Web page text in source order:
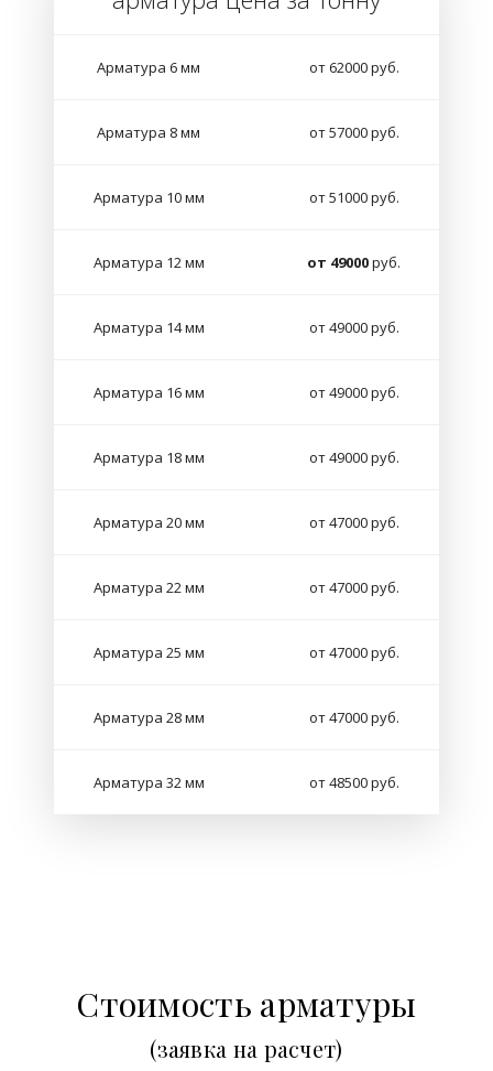
Арматура 6 мм от 62000 руб.
Арматура 8 мм от 57000 руб.
Арматура 10 мм от 51000 руб.
Арматура 12 мм от 49000руб.
Арматура 14 мм от 49000 руб.
Арматура 16 мм от 49000 руб.
Арматура 18 мм от 49000 руб.
Арматура 20 мм от 47000 руб.
Арматура 22 мм от 47000 руб.
Арматура 25 мм от 47000 руб.
Арматура 28 мм от 47000 руб.
Арматура 32 мм от 48500 руб.
Стоимость арматуры
(заявка на расчет)